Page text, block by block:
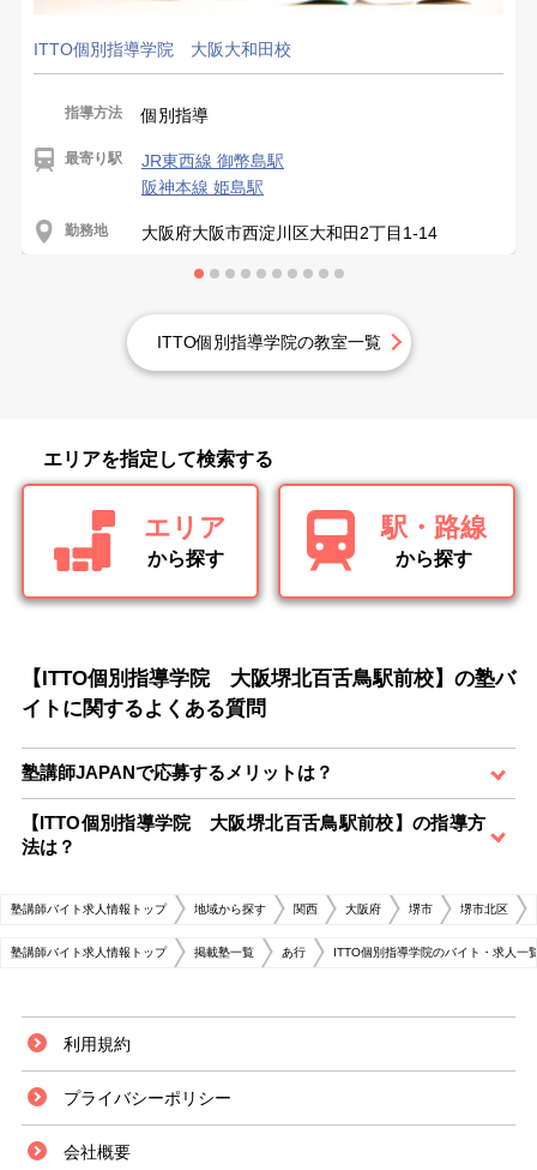
ITTO個別指導学院 大阪大和田校
指導方法 個別指導
最寄り駅
JR東西線 御幣島駅
阪神本線 姫島駅
勤務地 大阪府大阪市西淀川区大和田2丁目1-14
ITTO個別指導学院の教室一覧
エリアを指定して検索する
エリア
から探す
駅・路線
から探す
【ITTO個別指導学院 大阪堺北百舌鳥駅前校】の塾バ
イトに関するよくある質問
塾講師JAPANで応募するメリットは？
【ITTO個別指導学院 大阪堺北百舌鳥駅前校】の指導方
法は？
塾講師バイト求人情報トップ 地域から探す 関西 大阪府 堺市 堺市北区
塾講師バイト求人情報トップ 掲載塾一覧 あ行 ITTO個別指導学院のバイト・求人一
利用規約
プライバシーポリシー
会社概要